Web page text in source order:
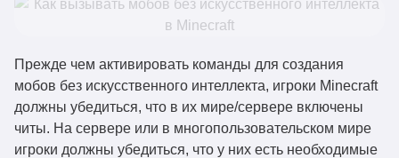
Прежде чем активировать команды для создания
мобов без искусственного интеллекта, игроки Minecraft
должны убедиться, что в их мире/сервере включены
читы. На сервере или в многопользовательском мире
игроки должны убедиться, что у них есть необходимые